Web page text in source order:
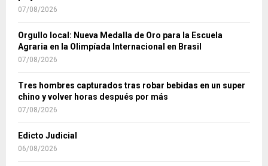
07/08/2026
Orgullo local: Nueva Medalla de Oro para la Escuela
Agraria en la Olimpíada Internacional en Brasil
07/08/2026
Tres hombres capturados tras robar bebidas en un super
chino y volver horas después por más
07/08/2026
Edicto Judicial
06/08/2026